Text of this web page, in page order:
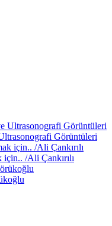
Görüntüleri
için.. /Ali Çankırılı